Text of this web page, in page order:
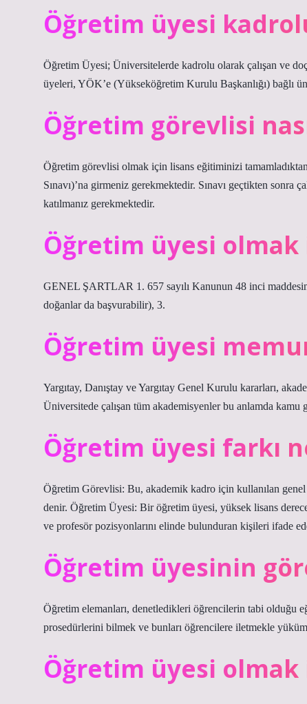
Öğretim üyesi
Öğretim Üyesi; Üniversitelerde kadrolu olarak çalışan ve
üyeleri, YÖK’e (Yükseköğretim Kurulu Başkanlığı) bağlı
Öğretim görevlisi
Öğretim görevlisi olmak için lisans eğitiminizi
Sınavı)’na girmeniz gerekmektedir. Sınavı geçtikten sonra
katılmanız gerekmektedir.
Öğretim üyesi olmak
GENEL ŞARTLAR 1. 657 sayılı Kanunun 48 inci
doğanlar da başvurabilir), 3.
Öğretim üyesi
Yargıtay, Danıştay ve Yargıtay Genel Kurulu kararları,
Üniversitede çalışan tüm akademisyenler bu anlamda
Öğretim üyesi farkı
Öğretim Görevlisi: Bu, akademik kadro için kullanılan
denir. Öğretim Üyesi: Bir öğretim üyesi, yüksek lisans
ve profesör pozisyonlarını elinde bulunduran kişileri ifade
Öğretim üyesinin
Öğretim elemanları, denetledikleri öğrencilerin tabi olduğu
prosedürlerini bilmek ve bunları öğrencilere iletmekle
Öğretim üyesi olmak